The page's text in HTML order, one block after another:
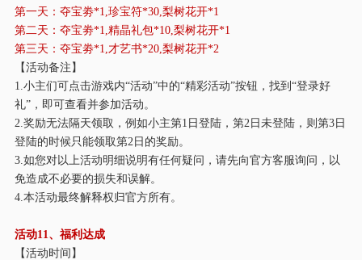
第一天：夺宝劵*1,珍宝符*30,梨树花开*1
第二天：夺宝劵*1,精晶礼包*10,梨树花开*1
第三天：夺宝劵*1,才艺书*20,梨树花开*2
【活动备注】
1.小主们可点击游戏内“活动”中的“精彩活动”按钮，找到“登录好
礼”，即可查看并参加活动。
2.奖励无法隔天领取，例如小主第1日登陆，第2日未登陆，则第3日
登陆的时候只能领取第2日的奖励。
3.如您对以上活动明细说明有任何疑问，请先向官方客服询问，以
免造成不必要的损失和误解。
4.本活动最终解释权归官方所有。
活动11、福利达成
【活动时间】